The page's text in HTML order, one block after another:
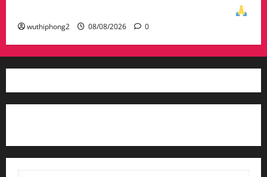
wuthiphong2 08/08/2026 0